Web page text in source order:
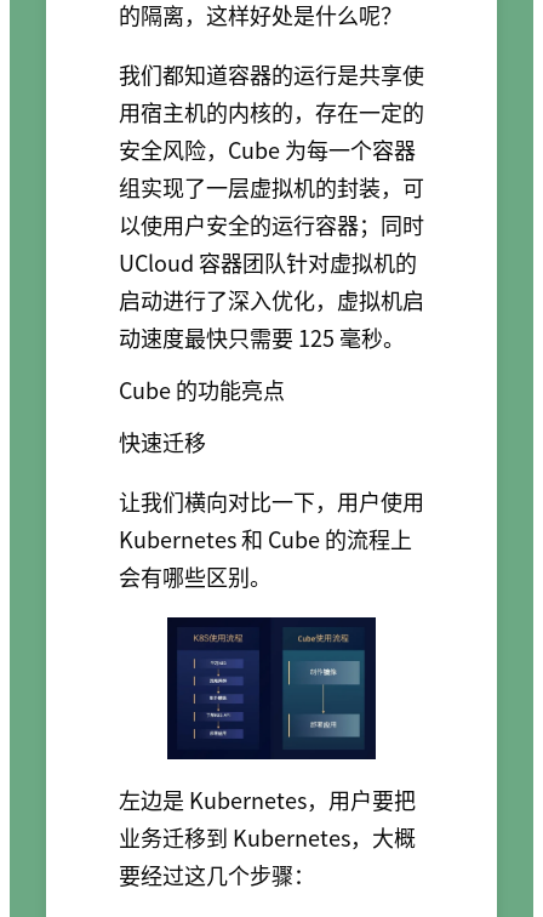
的隔离，这样好处是什么呢？
我们都知道容器的运行是共享使
用宿主机的内核的，存在一定的
安全风险，Cube 为每一个容器
组实现了一层虚拟机的封装，可
以使用户安全的运行容器；同时
UCloud 容器团队针对虚拟机的
启动进行了深入优化，虚拟机启
动速度最快只需要 125 毫秒。
Cube 的功能亮点
快速迁移
让我们横向对比一下，用户使用
Kubernetes 和 Cube 的流程上
会有哪些区别。
左边是 Kubernetes，用户要把
业务迁移到 Kubernetes，大概
要经过这几个步骤：